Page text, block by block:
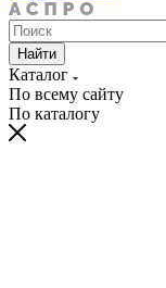
Найти
Каталог
По всему сайту
По каталогу